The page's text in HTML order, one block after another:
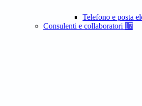
Telefono e posta
Consulenti e collaboratori 17